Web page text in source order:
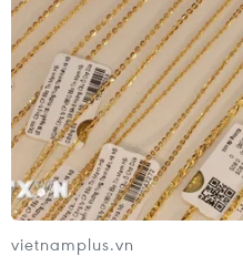
Giá thanh long ruột
dân Tiền Giang thu
22/02/2019 02:38
Với năng suất bình quân
thanh long ruột đỏ đạt giá
vietnamplus.vn